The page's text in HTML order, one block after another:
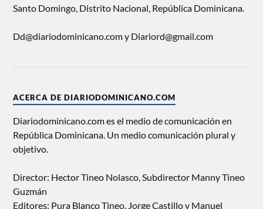
Santo Domingo, Distrito Nacional, República Dominicana.
Dd@diariodominicano.com y Diariord@gmail.com
ACERCA DE DIARIODOMINICANO.COM
Diariodominicano.com es el medio de comunicación en
República Dominicana. Un medio comunicación plural y
objetivo.
Director: Hector Tineo Nolasco, Subdirector Manny Tineo
Guzmán
Editores: Pura Blanco Tineo, Jorge Castillo y Manuel